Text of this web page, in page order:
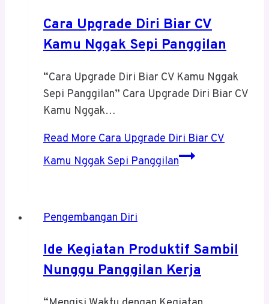
Cara Upgrade Diri Biar CV
Kamu Nggak Sepi Panggilan
“Cara Upgrade Diri Biar CV Kamu Nggak
Sepi Panggilan” Cara Upgrade Diri Biar CV
Kamu Nggak…
Read MoreCara Upgrade Diri Biar CV
Kamu Nggak Sepi Panggilan
Pengembangan Diri
Ide Kegiatan Produktif Sambil
Nunggu Panggilan Kerja